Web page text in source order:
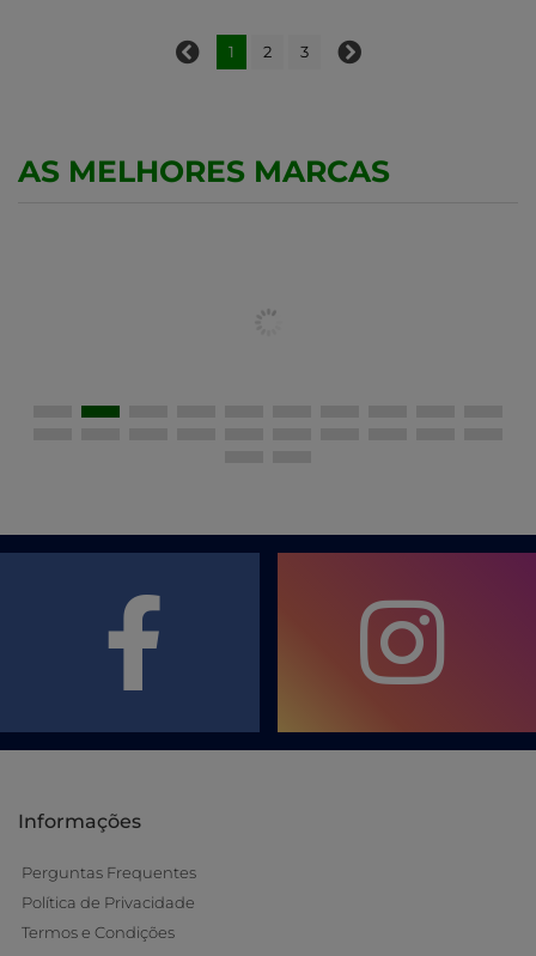
1 2 3
AS MELHORES MARCAS
Informações
Perguntas Frequentes
Política de Privacidade
Termos e Condições